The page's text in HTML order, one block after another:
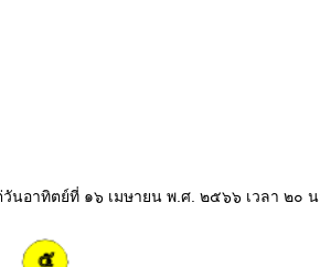
อาทิตย์ที่ ๑๖ เมษายน พ.ศ. ๒๕๖๖ เวลา ๒